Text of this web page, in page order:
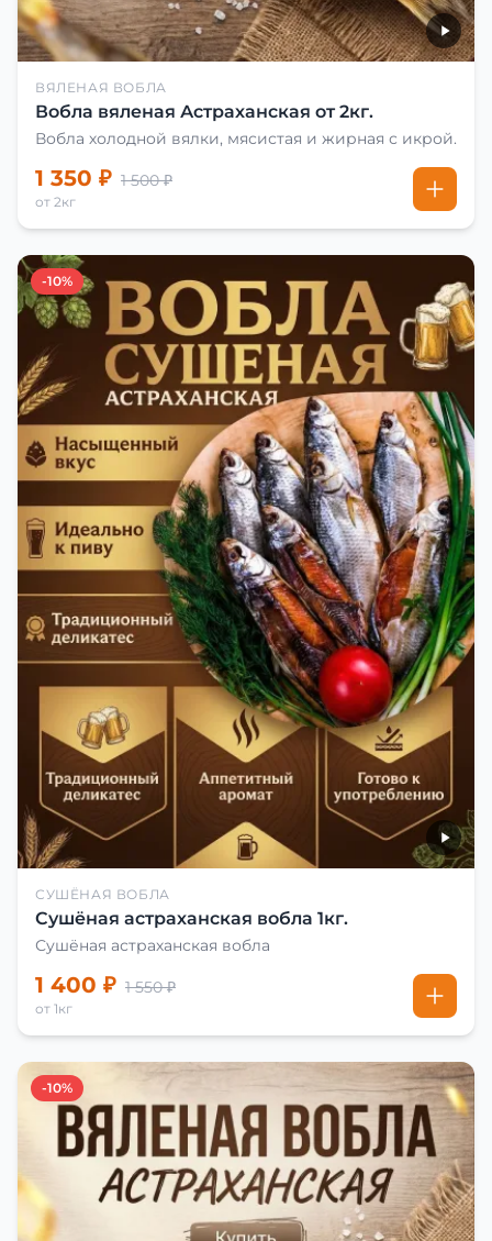
ВЯЛЕНАЯ ВОБЛА
Вобла вяленая Астраханская от 2кг.
Вобла холодной вялки, мясистая и жирная с икрой.
1 350 ₽ 1 500 ₽
от 2кг
-10%
СУШЁНАЯ ВОБЛА
Сушёная астраханская вобла 1кг.
Сушёная астраханская вобла
1 400 ₽ 1 550 ₽
от 1кг
-10%